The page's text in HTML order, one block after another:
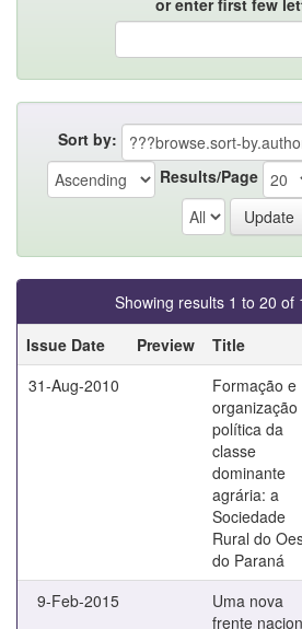
Sort by:
Results/Page
Showing results 1 to 20 of
Issue Date
Preview Title
31-Aug-2010
Formação e
organização
política da
classe
dominante
agrária: a
Sociedade
Rural do
do Paraná
9-Feb-2015
Uma nova
frente